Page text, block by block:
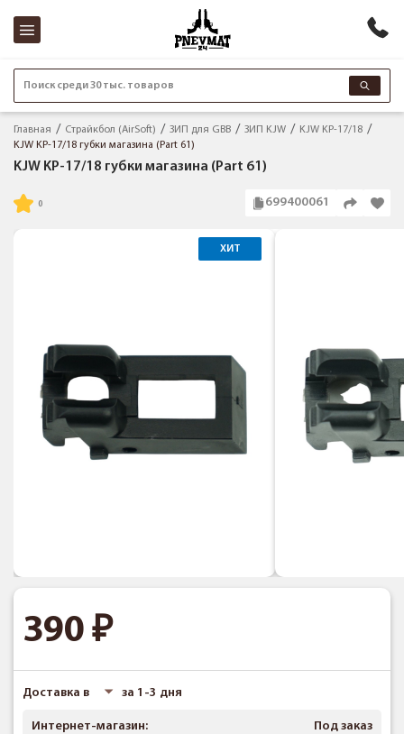
Поиск среди 30 тыс. товаров
Главная Страйкбол (AirSoft) ЗИП для GBB ЗИП KJW
KJW KP-17/18
KJW KP-17/18 губки магазина (Part 61)
KJW KP-17/18 губки магазина (Part 61)
699400061
ХИТ
390
Доставка в за 1-3 дня
Интернет-магазин: Под заказ